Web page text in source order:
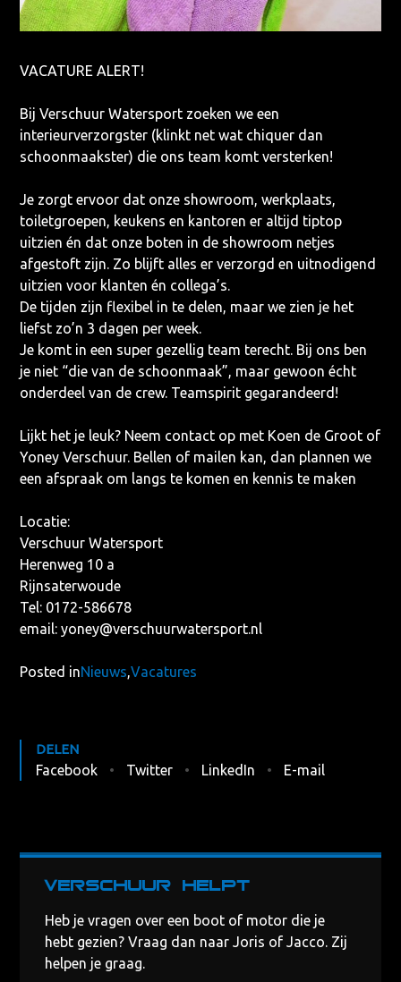
VACATURE ALERT!
Bij Verschuur Watersport zoeken we een
interieurverzorgster (klinkt net wat chiquer dan
schoonmaakster) die ons team komt versterken!
Je zorgt ervoor dat onze showroom, werkplaats,
toiletgroepen, keukens en kantoren er altijd tiptop
uitzien én dat onze boten in de showroom netjes
afgestoft zijn. Zo blijft alles er verzorgd en uitnodigend
uitzien voor klanten én collega’s.
De tijden zijn flexibel in te delen, maar we zien je het
liefst zo’n 3 dagen per week.
Je komt in een super gezellig team terecht. Bij ons ben
je niet “die van de schoonmaak”, maar gewoon écht
onderdeel van de crew. Teamspirit gegarandeerd!
Lijkt het je leuk? Neem contact op met Koen de Groot of
Yoney Verschuur. Bellen of mailen kan, dan plannen we
een afspraak om langs te komen en kennis te maken
Locatie:
VerschuurWatersport
Herenweg 10 a
Rijnsaterwoude
Tel: 0172-586678
email:yoney@verschuurwatersport.nl
Posted inNieuws,Vacatures
DELEN
Facebook Twitter LinkedIn E-mail
Verschuur helpt
Heb je vragen over een boot of motor die je
hebt gezien? Vraag dan naar Joris of Jacco. Zij
helpen je graag.